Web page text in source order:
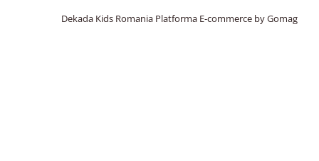
Dekada Kids Romania Platforma E-commerce by Gomag